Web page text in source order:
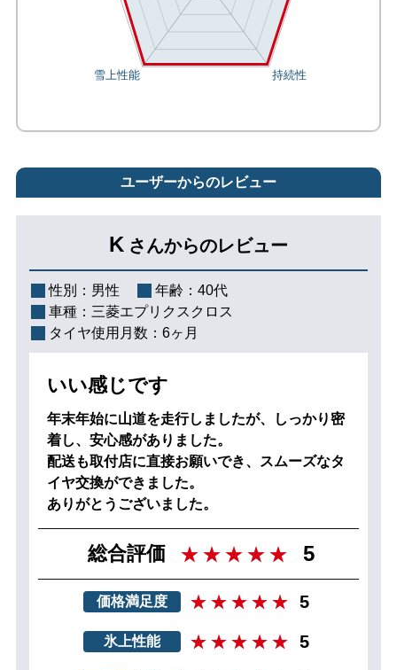
ユーザーからのレビュー
K さんからのレビュー
性別： 男性 年齢： 40代
車種： 三菱エプリクスクロス
タイヤ使用月数： 6ヶ月
いい感じです
年末年始に山道を走行しましたが、しっかり密
着し、安心感がありました。
配送も取付店に直接お願いでき、スムーズなタ
イヤ交換ができました。
ありがとうございました。
総合評価 5
価格満足度 5
氷上性能 5